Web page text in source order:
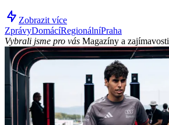
Zobrazit více
ZprávyDomácíRegionálníPraha
Vybrali jsme pro vás Magazíny a zajímavosti